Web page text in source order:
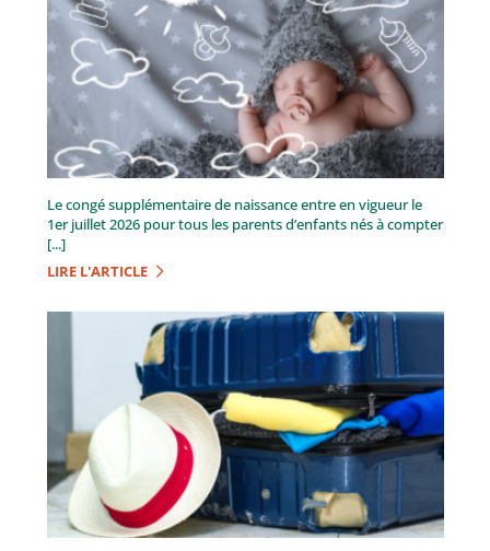
Le congé supplémentaire de naissance entre en vigueur le
1er juillet 2026 pour tous les parents d’enfants nés à compter
[...]
LIRE L'ARTICLE